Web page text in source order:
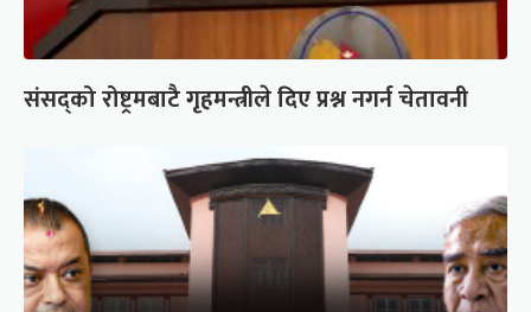
संसद्को रोष्ट्रमबाटै गृहमन्त्रीले दिए प्रश्न नगर्न चेतावनी